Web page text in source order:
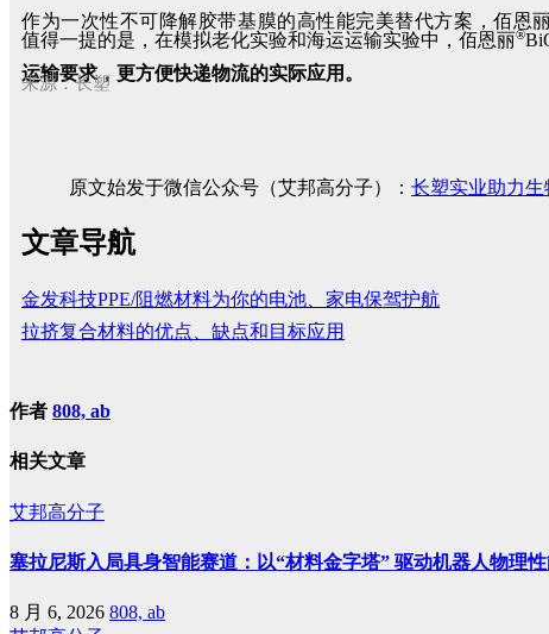
值得一提的是，在模拟老化实验和海运运输实验中，佰恩丽®
运输要求，更方便快递物流的实际应用。
作为一次性不可降解胶带基膜的高性能完美替代方案，佰恩
来源：长塑
原文始发于微信公众号（艾邦高分子）： 长塑实业助力生
文章导航
金发科技PPE/阻燃材料为你的电池、家电保驾护航
拉挤复合材料的优点、缺点和目标应用
作者 808, ab
相关文章
艾邦高分子
塞拉尼斯入局具身智能赛道：以“材料金字塔” 驱动机器人物理
8 月 6, 2026 808, ab